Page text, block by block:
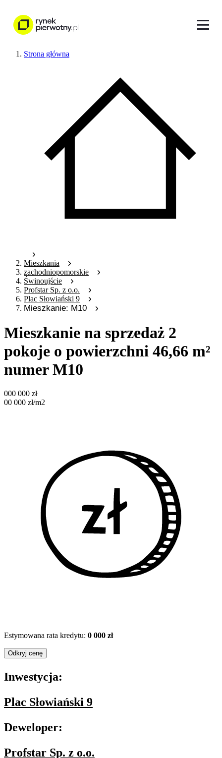
Strona główna
Mieszkania
zachodniopomorskie
Świnoujście
Profstar Sp. z o.o.
Plac Słowiański 9
Mieszkanie: M10
Mieszkanie na sprzedaż 2
pokoje o powierzchni 46,66 m²
numer M10
000 000 zł
00 000 zł/m2
Estymowana rata kredytu: 0 000 zł
Odkryj cenę
Inwestycja:
Plac Słowiański 9
Deweloper:
Profstar Sp. z o.o.